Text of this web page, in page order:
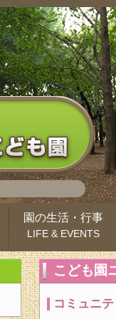
園の生活・行事
LIFE & EVENTS
こども園
コミュニ